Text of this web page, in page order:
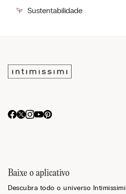
Sustentabilidade
Baixe o aplicativo
Descubra todo o universo Intimissimi